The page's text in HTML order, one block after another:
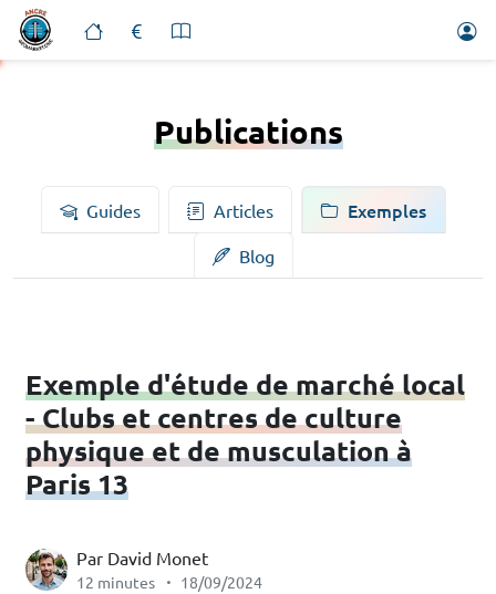
Publications
Guides Articles Exemples
Blog
Exemple d'étude de marché local
- Clubs et centres de culture
physique et de musculation à
Paris 13
Par David Monet
12 minutes 18/09/2024